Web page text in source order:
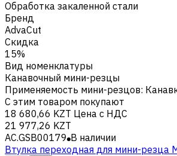
Обработка закаленной стали
Бренд
AdvaCut
Скидка
15%
Вид номенклатуры
Канавочный мини-резцы
Применяемость мини-резцов:
С этим товаром покупают
18 680,66 KZT Цена с НДС
21 977,26 KZT
AC.GSB00179 В наличии
Втулка переходная для мини-резца